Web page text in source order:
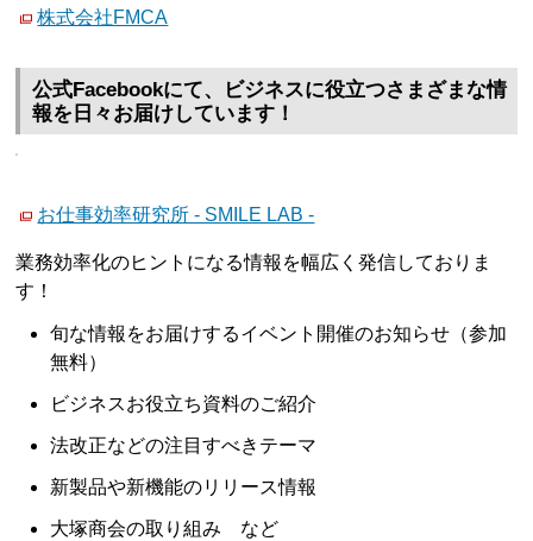
株式会社FMCA
公式Facebookにて、ビジネスに役立つさまざまな情
報を日々お届けしています！
お仕事効率研究所 - SMILE LAB -
業務効率化のヒントになる情報を幅広く発信しておりま
す！
旬な情報をお届けするイベント開催のお知らせ（参加
無料）
ビジネスお役立ち資料のご紹介
法改正などの注目すべきテーマ
新製品や新機能のリリース情報
大塚商会の取り組み など